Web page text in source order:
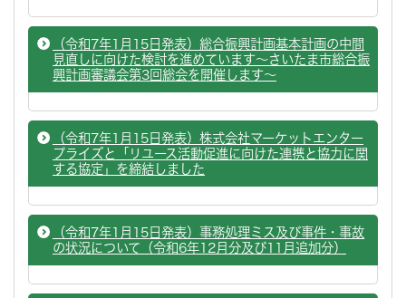
（令和7年1月15日発表）総合振興計画基本計画の中間
見直しに向けた検討を進めています～さいたま市総合振
興計画審議会第3回総会を開催します～
（令和7年1月15日発表）株式会社マーケットエンター
プライズと「リユース活動促進に向けた連携と協力に関
する協定」を締結しました
（令和7年1月15日発表）事務処理ミス及び事件・事故
の状況について（令和6年12月分及び11月追加分）